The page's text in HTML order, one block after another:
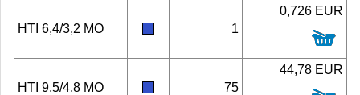
HTI 6,4/3,2 MO 1
0,726 EUR
HTI 9,5/4,8 MO 75
44,78 EUR